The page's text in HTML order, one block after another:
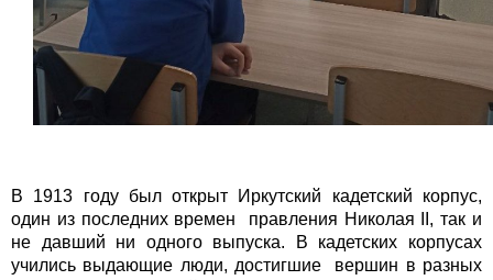
В 1913 году был открыт Иркутский кадетский корпус,
один из последних времен правления Николая II, так и
не давший ни одного выпуска. В кадетских корпусах
учились выдающие люди, достигшие вершин в разных